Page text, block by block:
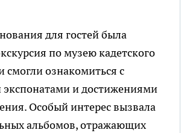
для гостей была
по музею кадетского
смогли ознакомиться с
экспонатами и достижениями
Особый интерес вызвала
альбомов, отражающих